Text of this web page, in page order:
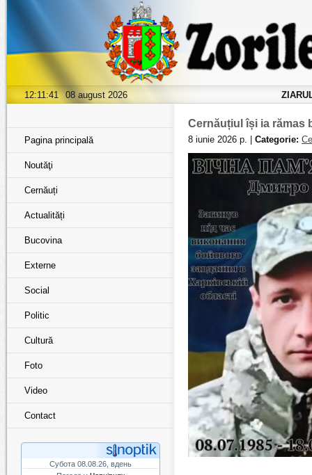
12:11:42 08 august 2026
Pagina principală
Noutăţi
Cernăuți
Actualități
Bucovina
Externe
Social
Politic
Cultură
Foto
Video
Contact
Субота 08.08.26, вдень
Cernăuțiul își ia rămas
8 iunie 2026 р. | Categorie: